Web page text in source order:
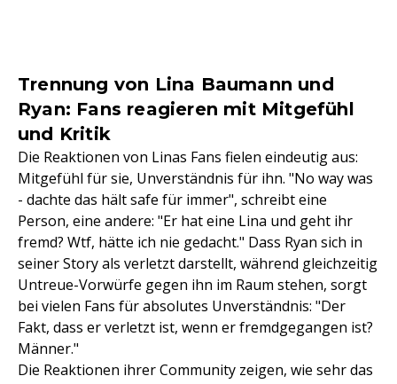
Trennung von Lina Baumann und
Ryan: Fans reagieren mit Mitgefühl
und Kritik
Die Reaktionen von Linas Fans fielen eindeutig aus:
Mitgefühl für sie, Unverständnis für ihn. "No way was
- dachte das hält safe für immer", schreibt eine
Person, eine andere: "Er hat eine Lina und geht ihr
fremd? Wtf, hätte ich nie gedacht." Dass Ryan sich in
seiner Story als verletzt darstellt, während gleichzeitig
Untreue-Vorwürfe gegen ihn im Raum stehen, sorgt
bei vielen Fans für absolutes Unverständnis: "Der
Fakt, dass er verletzt ist, wenn er fremdgegangen ist?
Männer."
Die Reaktionen ihrer Community zeigen, wie sehr das